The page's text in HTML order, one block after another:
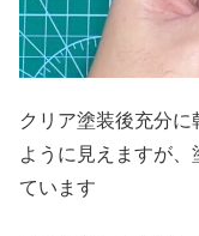
クリア塗装後充分
ように見えますが
ています